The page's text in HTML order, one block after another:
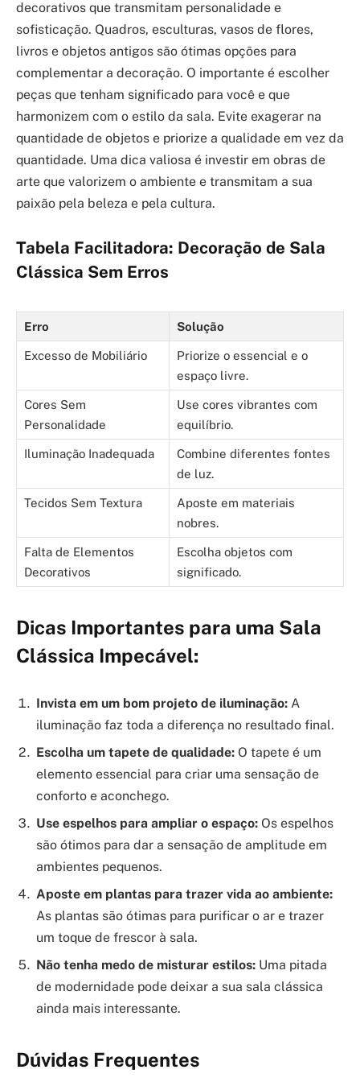
decorativos que transmitam personalidade e
sofisticação. Quadros, esculturas, vasos de flores,
livros e objetos antigos são ótimas opções para
complementar a decoração. O importante é escolher
peças que tenham significado para você e que
harmonizem com o estilo da sala. Evite exagerar na
quantidade de objetos e priorize a qualidade em vez da
quantidade. Uma dica valiosa é investir em obras de
arte que valorizem o ambiente e transmitam a sua
paixão pela beleza e pela cultura.
Tabela Facilitadora: Decoração de Sala
Clássica Sem Erros
Erro Solução
Excesso de Mobiliário
Priorize o essencial e o
espaço livre.
Cores Sem
Personalidade
Use cores vibrantes com
equilíbrio.
Iluminação Inadequada
Combine diferentes fontes
de luz.
Tecidos Sem Textura
Aposte em materiais
nobres.
Falta de Elementos
Decorativos
Escolha objetos com
significado.
Dicas Importantes para uma Sala
Clássica Impecável:
Invista em um bom projeto de iluminação: A
iluminação faz toda a diferença no resultado final.
Escolha um tapete de qualidade: O tapete é um
elemento essencial para criar uma sensação de
conforto e aconchego.
Use espelhos para ampliar o espaço: Os espelhos
são ótimos para dar a sensação de amplitude em
ambientes pequenos.
Aposte em plantas para trazer vida ao ambiente:
As plantas são ótimas para purificar o ar e trazer
um toque de frescor à sala.
Não tenha medo de misturar estilos: Uma pitada
de modernidade pode deixar a sua sala clássica
ainda mais interessante.
Dúvidas Frequentes